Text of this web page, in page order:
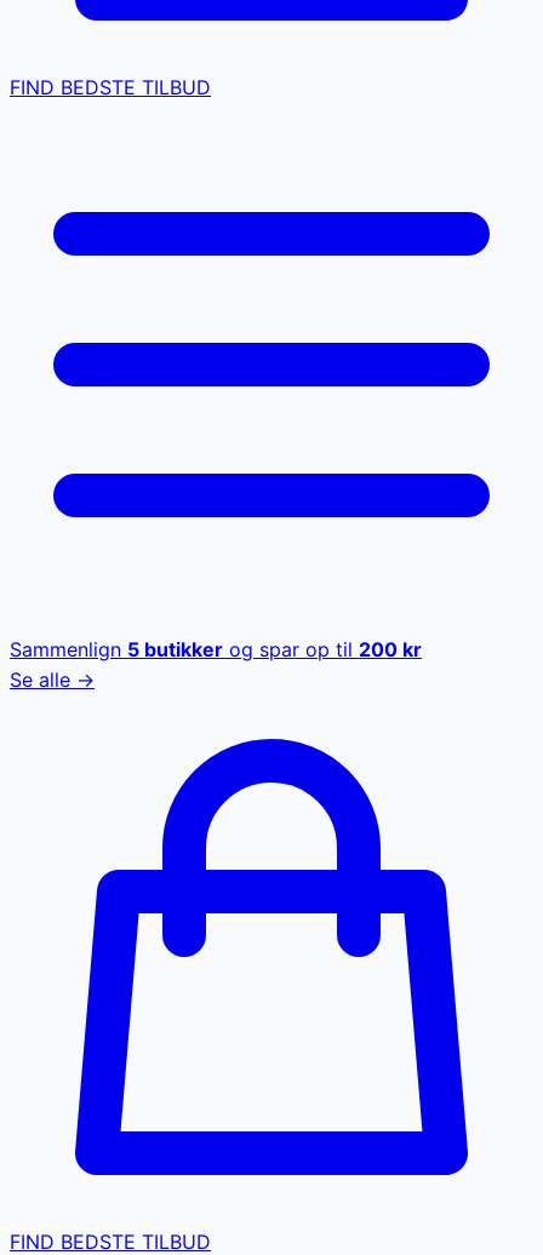
FIND BEDSTE TILBUD
Sammenlign 5 butikker og spar op til 200 kr
Se alle →
FIND BEDSTE TILBUD